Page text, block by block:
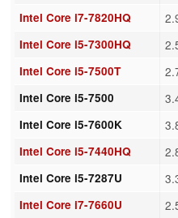
Intel Core i7-7820HQ
Intel Core i5-7300HQ
Intel Core i5-7500T
Intel Core i5-7500
Intel Core i5-7600K
Intel Core i5-7440HQ
Intel Core i5-7287U
Intel Core i7-7660U